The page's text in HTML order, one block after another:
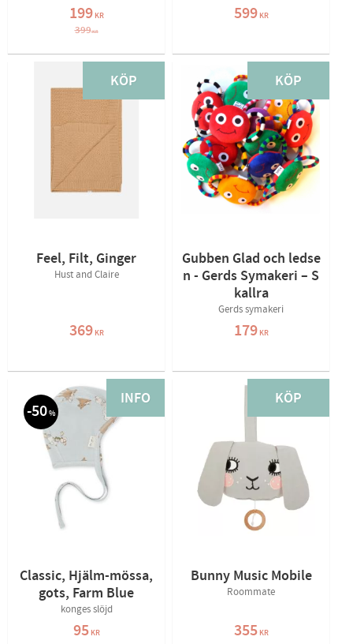
199KR
399KR
599KR
Feel, Filt, Ginger
Hust and Claire
369KR
KÖP
Gubben Glad och ledse
n - Gerds Symakeri – S
kallra
Gerds symakeri
179KR
KÖP
Classic, Hjälm-mössa,
gots, Farm Blue
konges slöjd
95KR
50%
INFO
Bunny Music Mobile
Roommate
355KR
KÖP